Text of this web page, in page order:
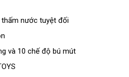
thấm nước so
tuyệt đối
phụ
kiện
và 10 chế độ bú mút